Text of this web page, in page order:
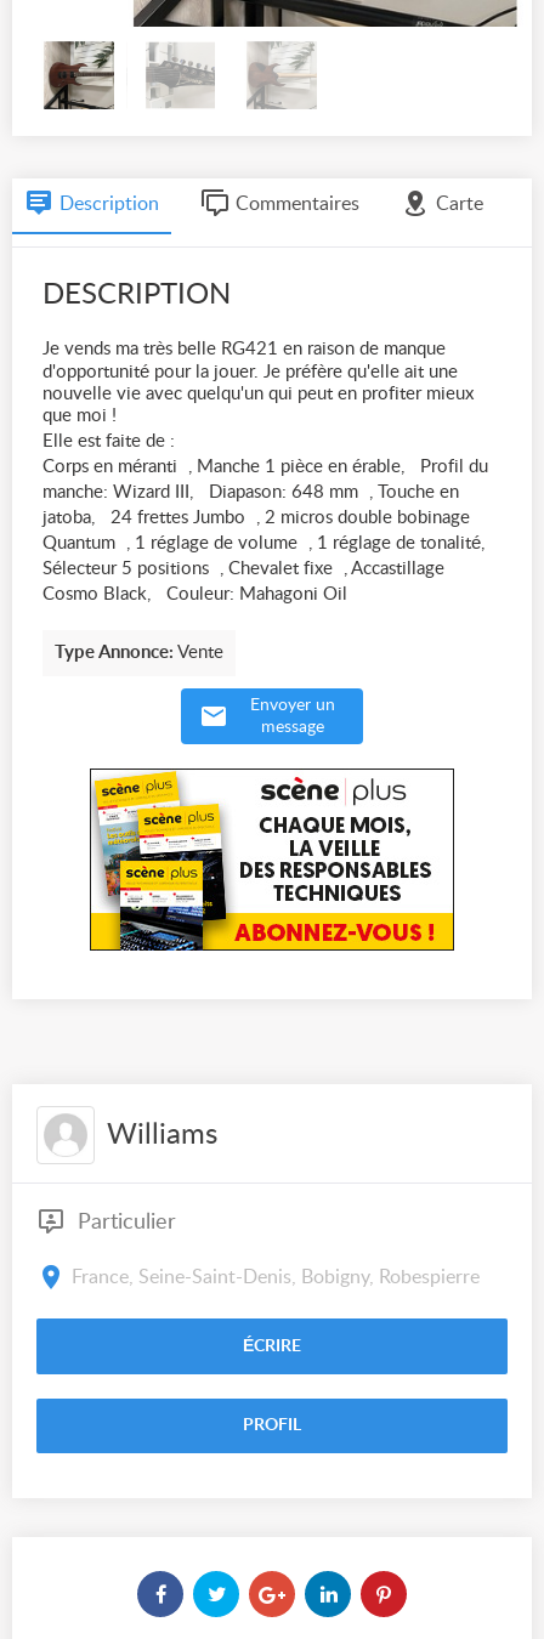
Description Commentaires Carte
DESCRIPTION
Je vends ma très belle RG421 en raison de manque
d'opportunité pour la jouer. Je préfère qu'elle ait une
nouvelle vie avec quelqu'un qui peut en profiter mieux
que moi !
Elle est faite de :
Corps en méranti , Manche 1 pièce en érable, Profil du
manche: Wizard III, Diapason: 648 mm , Touche en
jatoba, 24 frettes Jumbo , 2 micros double bobinage
Quantum , 1 réglage de volume , 1 réglage de tonalité,
Sélecteur 5 positions , Chevalet fixe , Accastillage
Cosmo Black, Couleur: Mahagoni Oil
Type Annonce: Vente
Envoyer un
message
Williams
Particulier
France, Seine-Saint-Denis, Bobigny, Robespierre
ÉCRIRE
PROFIL